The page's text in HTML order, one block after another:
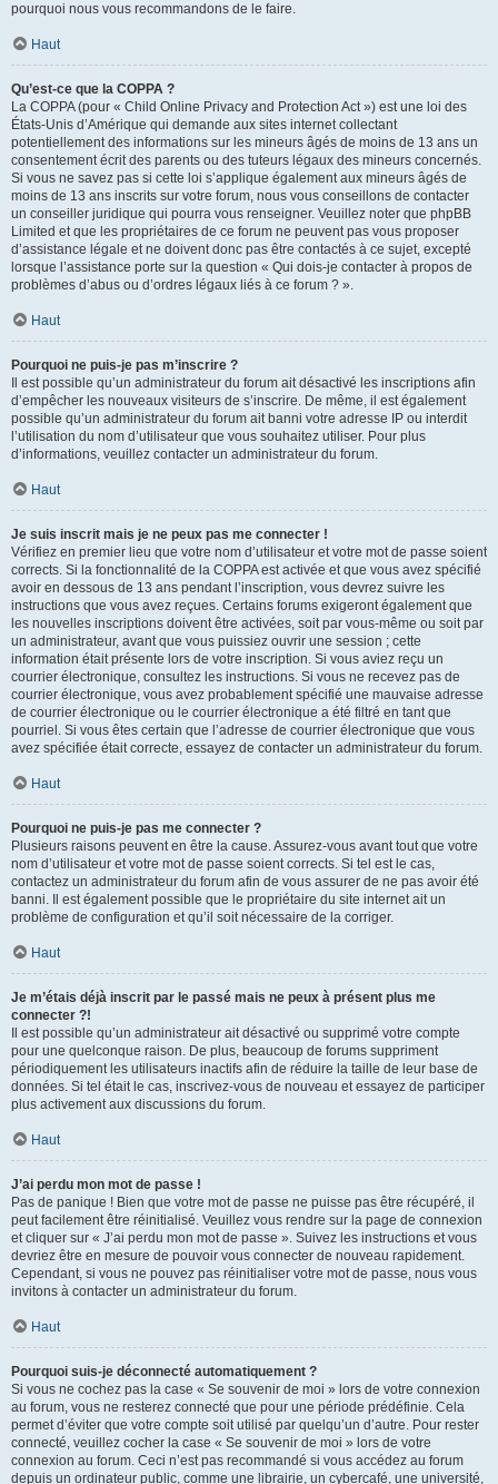
pourquoi nous vous recommandons de le faire.
Haut
Qu’est-ce que la COPPA ?
La COPPA (pour « Child Online Privacy and Protection Act ») est une loi des
États-Unis d’Amérique qui demande aux sites internet collectant
potentiellement des informations sur les mineurs âgés de moins de 13 ans un
consentement écrit des parents ou des tuteurs légaux des mineurs concernés.
Si vous ne savez pas si cette loi s’applique également aux mineurs âgés de
moins de 13 ans inscrits sur votre forum, nous vous conseillons de contacter
un conseiller juridique qui pourra vous renseigner. Veuillez noter que phpBB
Limited et que les propriétaires de ce forum ne peuvent pas vous proposer
d’assistance légale et ne doivent donc pas être contactés à ce sujet, excepté
lorsque l’assistance porte sur la question « Qui dois-je contacter à propos de
problèmes d’abus ou d’ordres légaux liés à ce forum ? ».
Haut
Pourquoi ne puis-je pas m’inscrire ?
Il est possible qu’un administrateur du forum ait désactivé les inscriptions afin
d’empêcher les nouveaux visiteurs de s’inscrire. De même, il est également
possible qu’un administrateur du forum ait banni votre adresse IP ou interdit
l’utilisation du nom d’utilisateur que vous souhaitez utiliser. Pour plus
d’informations, veuillez contacter un administrateur du forum.
Haut
Je suis inscrit mais je ne peux pas me connecter !
Vérifiez en premier lieu que votre nom d’utilisateur et votre mot de passe soient
corrects. Si la fonctionnalité de la COPPA est activée et que vous avez spécifié
avoir en dessous de 13 ans pendant l’inscription, vous devrez suivre les
instructions que vous avez reçues. Certains forums exigeront également que
les nouvelles inscriptions doivent être activées, soit par vous-même ou soit par
un administrateur, avant que vous puissiez ouvrir une session ; cette
information était présente lors de votre inscription. Si vous aviez reçu un
courrier électronique, consultez les instructions. Si vous ne recevez pas de
courrier électronique, vous avez probablement spécifié une mauvaise adresse
de courrier électronique ou le courrier électronique a été filtré en tant que
pourriel. Si vous êtes certain que l’adresse de courrier électronique que vous
avez spécifiée était correcte, essayez de contacter un administrateur du forum.
Haut
Pourquoi ne puis-je pas me connecter ?
Plusieurs raisons peuvent en être la cause. Assurez-vous avant tout que votre
nom d’utilisateur et votre mot de passe soient corrects. Si tel est le cas,
contactez un administrateur du forum afin de vous assurer de ne pas avoir été
banni. Il est également possible que le propriétaire du site internet ait un
problème de configuration et qu’il soit nécessaire de la corriger.
Haut
Je m’étais déjà inscrit par le passé mais ne peux à présent plus me
connecter ?!
Il est possible qu’un administrateur ait désactivé ou supprimé votre compte
pour une quelconque raison. De plus, beaucoup de forums suppriment
périodiquement les utilisateurs inactifs afin de réduire la taille de leur base de
données. Si tel était le cas, inscrivez-vous de nouveau et essayez de participer
plus activement aux discussions du forum.
Haut
J’ai perdu mon mot de passe !
Pas de panique ! Bien que votre mot de passe ne puisse pas être récupéré, il
peut facilement être réinitialisé. Veuillez vous rendre sur la page de connexion
et cliquer sur « J’ai perdu mon mot de passe ». Suivez les instructions et vous
devriez être en mesure de pouvoir vous connecter de nouveau rapidement.
Cependant, si vous ne pouvez pas réinitialiser votre mot de passe, nous vous
invitons à contacter un administrateur du forum.
Haut
Pourquoi suis-je déconnecté automatiquement ?
Si vous ne cochez pas la case « Se souvenir de moi » lors de votre connexion
au forum, vous ne resterez connecté que pour une période prédéfinie. Cela
permet d’éviter que votre compte soit utilisé par quelqu’un d’autre. Pour rester
connecté, veuillez cocher la case « Se souvenir de moi » lors de votre
connexion au forum. Ceci n’est pas recommandé si vous accédez au forum
depuis un ordinateur public, comme une librairie, un cybercafé, une université,